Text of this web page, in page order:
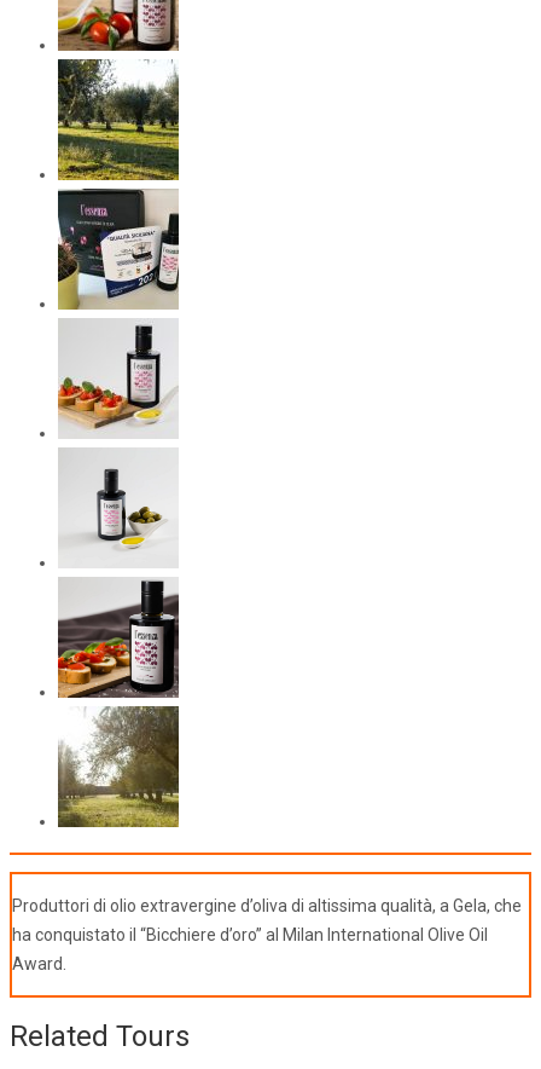
Produttori di olio extravergine d’oliva di altissima qualità, a Gela, che
ha conquistato il “Bicchiere d’oro” al Milan International Olive Oil
Award.
Related Tours